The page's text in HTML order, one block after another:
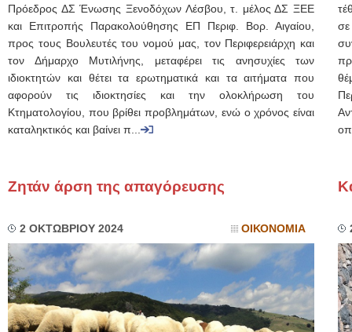
Πρόεδρος ΔΣ Ένωσης Ξενοδόχων Λέσβου, τ. μέλος ΔΣ ΞΕΕ
και Επιτροπής Παρακολούθησης ΕΠ Περιφ. Βορ. Αιγαίου,
προς τους Βουλευτές του νομού μας, τον Περιφερειάρχη και
τον Δήμαρχο Μυτιλήνης, μεταφέρει τις ανησυχίες των
ιδιοκτητών και θέτει τα ερωτηματικά και τα αιτήματα που
αφορούν τις ιδιοκτησίες και την ολοκλήρωση του
Κτηματολογίου, που βρίθει προβλημάτων, ενώ ο χρόνος είναι
καταληκτικός και βαίνει π...
σε
Ζητάν άρση της απαγόρευσης
2 ΟΚΤΩΒΡΙΟΥ 2024 ΟΙΚΟΝΟΜΙΑ